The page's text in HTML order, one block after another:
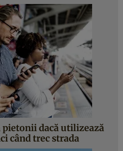
pietonii dacă utilizează
când trec strada